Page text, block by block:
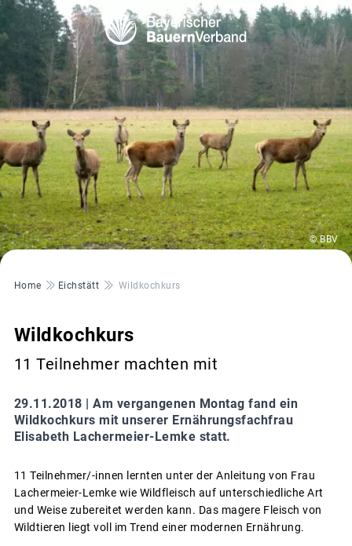
© BBV
Pfadnavigation
Home Eichstätt Wildkochkurs
Wildkochkurs
11 Teilnehmer machten mit
29.11.2018 | Am vergangenen Montag fand ein
Wildkochkurs mit unserer Ernährungsfachfrau
Elisabeth Lachermeier-Lemke statt.
11 Teilnehmer/-innen lernten unter der Anleitung von Frau
Lachermeier-Lemke wie Wildfleisch auf unterschiedliche Art
und Weise zubereitet werden kann. Das magere Fleisch von
Wildtieren liegt voll im Trend einer modernen Ernährung.